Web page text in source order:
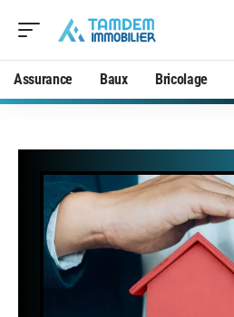
Assurance Baux Bricolage